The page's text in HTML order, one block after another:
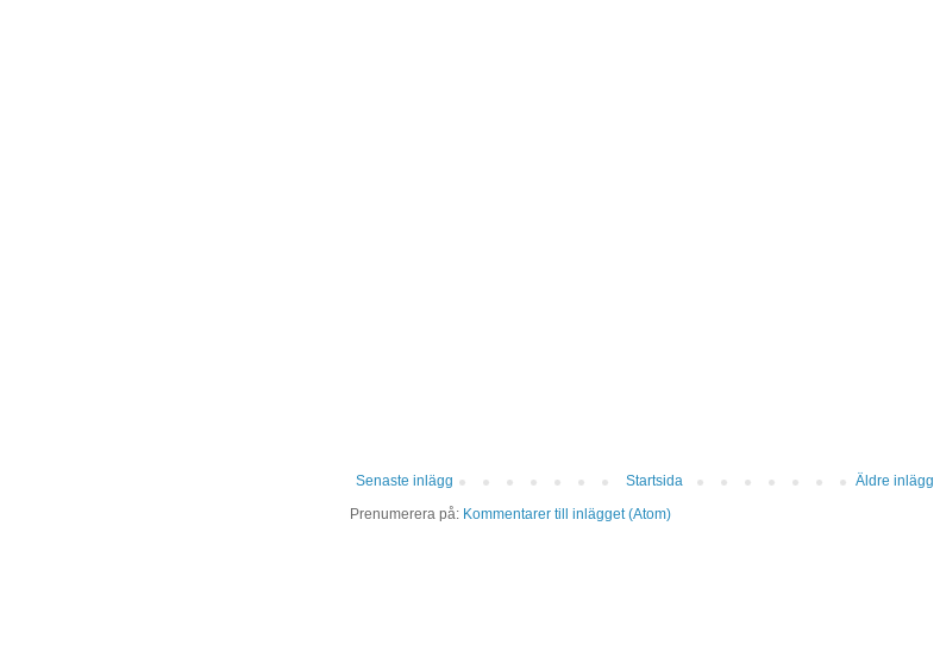
Senaste inlägg Äldre inlägg
Startsida
Prenumerera på: Kommentarer till inlägget (Atom)